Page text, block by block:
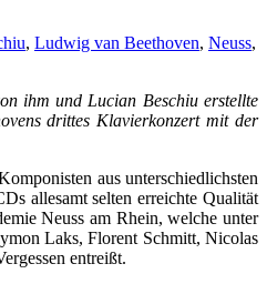
, Ludwig van Beethoven, Neuss,
ihm und Lucian Beschiu erstellte
drittes Klavierkonzert mit der
aus unterschiedlichsten
allesamt selten erreichte Qualität
Neuss am Rhein, welche unter
Laks, Florent Schmitt, Nicolas
entreißt.